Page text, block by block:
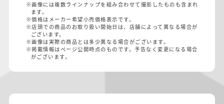
※画像には複数ラインナップを組み合わせて撮影したものも含まれ
ます。
※価格はメーカー希望小売価格表示です。
※店頭での商品のお取り扱い開始日は、店舗によって異なる場合が
ございます。
※画像は実際の商品とは多少異なる場合がございます。
※掲載情報はページ公開時点のものです。予告なく変更になる場合
がございます。